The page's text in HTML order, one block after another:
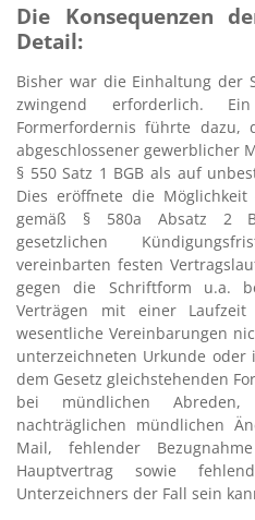
Die Konsequenzen
Detail:
Bisher war die Einhaltung der
zwingend erforderlich.
Formerfordernis führte dazu,
abgeschlossener gewerblicher
§ 550 Satz 1 BGB als auf
Dies eröffnete die
gemäß § 580a Absatz 2
gesetzlichen
vereinbarten festen
gegen die Schriftform u.a.
Verträgen mit einer
wesentliche Vereinbarungen
unterzeichneten Urkunde
dem Gesetz gleichstehenden
bei mündlichen Abreden,
nachträglichen mündlichen
Mail, fehlender
Hauptvertrag sowie
Unterzeichners der Fall sein